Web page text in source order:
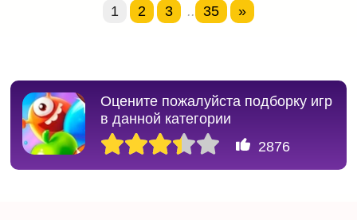
1 2 3 .. 35 »
Оцените пожалуйста подборку игр
в данной категории
2876